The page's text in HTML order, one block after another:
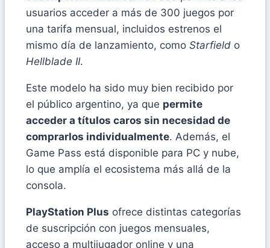
usuarios acceder a más de 300 juegos por
una tarifa mensual, incluidos estrenos el
mismo día de lanzamiento, como Starfield o
Hellblade II.
Este modelo ha sido muy bien recibido por
el público argentino, ya que permite
acceder a títulos caros sin necesidad de
comprarlos individualmente. Además, el
Game Pass está disponible para PC y nube,
lo que amplía el ecosistema más allá de la
consola.
PlayStation Plus ofrece distintas categorías
de suscripción con juegos mensuales,
acceso a multijugador online y una